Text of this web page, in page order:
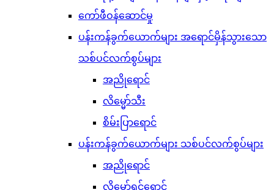
ကော်ဖီဝန်ဆောင်မှု
ပန်းကန်ခွက်ယောက်များ အရောင်မှိန်သွားသော
သစ်ပင်လက်စွပ်များ
အညိုရောင်
လိမ္မော်သီး
စိမ်းပြာရောင်
ပန်းကန်ခွက်ယောက်များ သစ်ပင်လက်စွပ်များ
အညိုရောင်
လိမ္မော်ရင့်ရောင်